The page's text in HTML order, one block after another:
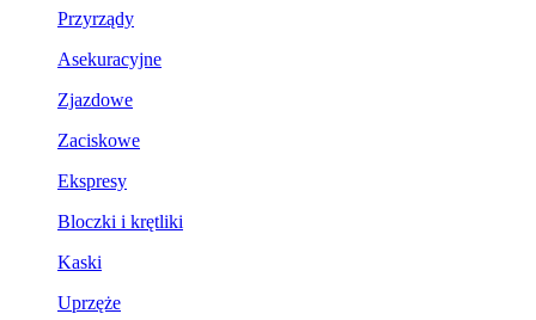
Przyrządy
Asekuracyjne
Zjazdowe
Zaciskowe
Ekspresy
Bloczki i krętliki
Kaski
Uprzęże